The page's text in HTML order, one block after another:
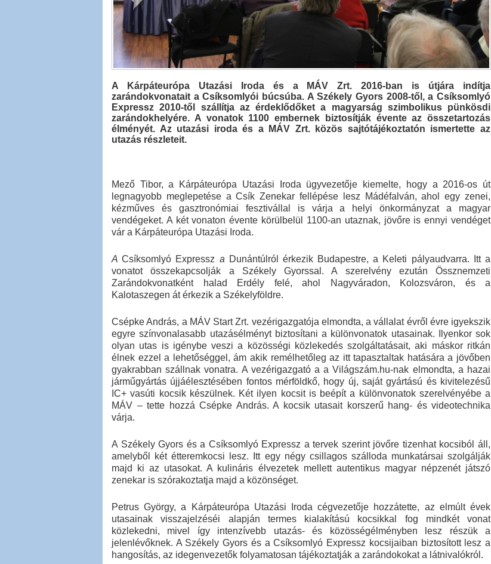
A Kárpáteurópa Utazási Iroda és a MÁV Zrt. 2016-ban is útjára indítja
zarándokvonatait a Csíksomlyói búcsúba. A Székely Gyors 2008-től, a Csíksomlyó
Expressz 2010-től szállítja az érdeklődőket a magyarság szimbolikus pünkösdi
zarándokhelyére. A vonatok 1100 embernek biztosítják évente az összetartozás
élményét. Az utazási iroda és a MÁV Zrt. közös sajtótájékoztatón ismertette az
utazás részleteit.
Mező Tibor, a Kárpáteurópa Utazási Iroda ügyvezetője kiemelte, hogy a 2016-os út
legnagyobb meglepetése a Csík Zenekar fellépése lesz Mádéfalván, ahol egy zenei,
kézműves és gasztronómiai fesztivállal is várja a helyi önkormányzat a magyar
vendégeket. A két vonaton évente körülbelül 1100-an utaznak, jövőre is ennyi vendéget
vár a Kárpáteurópa Utazási Iroda.
ACsíksomlyó Expressz a Dunántúlról érkezik Budapestre, a Keleti pályaudvarra. Itt a
vonatot összekapcsolják a Székely Gyorssal. A szerelvény ezután Össznemzeti
Zarándokvonatként halad Erdély felé, ahol Nagyváradon, Kolozsváron, és a
Kalotaszegen át érkezik a Székelyföldre.
Csépke András, a MÁV Start Zrt. vezérigazgatója elmondta, a vállalat évről évre igyekszik
egyre színvonalasabb utazásélményt biztosítani a különvonatok utasainak. Ilyenkor sok
olyan utas is igénybe veszi a közösségi közlekedés szolgáltatásait, aki máskor ritkán
élnek ezzel a lehetőséggel, ám akik remélhetőleg az itt tapasztaltak hatására a jövőben
gyakrabban szállnak vonatra. A vezérigazgató a a Világszám.hu-nak elmondta, a hazai
járműgyártás újjáélesztésében fontos mérföldkő, hogy új, saját gyártású és kivitelezésű
IC+ vasúti kocsik készülnek. Két ilyen kocsit is beépít a különvonatok szerelvényébe a
MÁV – tette hozzá Csépke András. A kocsik utasait korszerű hang- és videotechnika
várja.
A Székely Gyors és a Csíksomlyó Expressz a tervek szerint jövőre tizenhat kocsiból áll,
amelyből két étteremkocsi lesz. Itt egy négy csillagos szálloda munkatársai szolgálják
majd ki az utasokat. A kulináris élvezetek mellett autentikus magyar népzenét játszó
zenekar is szórakoztatja majd a közönséget.
Petrus György, a Kárpáteurópa Utazási Iroda cégvezetője hozzátette, az elmúlt évek
utasainak visszajelzéséi alapján termes kialakítású kocsikkal fog mindkét vonat
közlekedni, mivel így intenzívebb utazás- és közösségélményben lesz részük a
jelenlévőknek. A Székely Gyors és a Csíksomlyó Expressz kocsijaiban biztosított lesz a
hangosítás, az idegenvezetők folyamatosan tájékoztatják a zarándokokat a látnivalókról.